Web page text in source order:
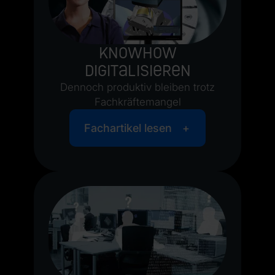
Knowhow
digitalisieren
Dennoch produktiv bleiben trotz
Fachkräftemangel
Fachartikel lesen